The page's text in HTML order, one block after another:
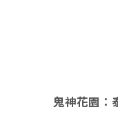
鬼神花園：